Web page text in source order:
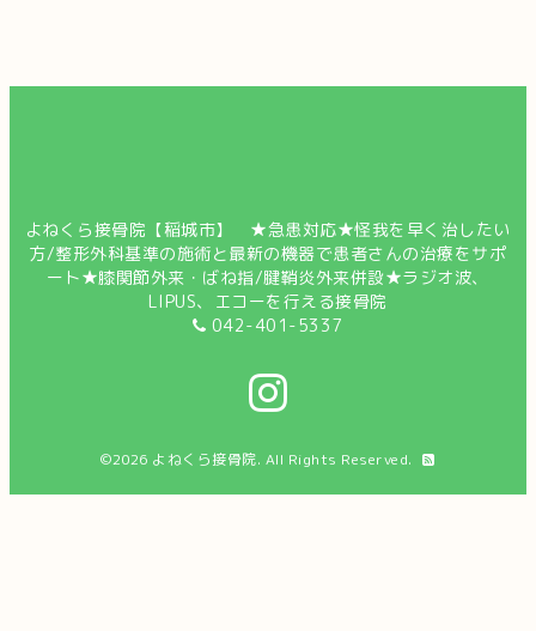
よねくら接骨院【稲城市】 ★急患対応★怪我を早く治したい
方/整形外科基準の施術と最新の機器で患者さんの治療をサポ
ート★膝関節外来・ばね指/腱鞘炎外来併設★ラジオ波、
LIPUS、エコーを行える接骨院
042-401-5337
©2026 よねくら接骨院. All Rights Reserved.